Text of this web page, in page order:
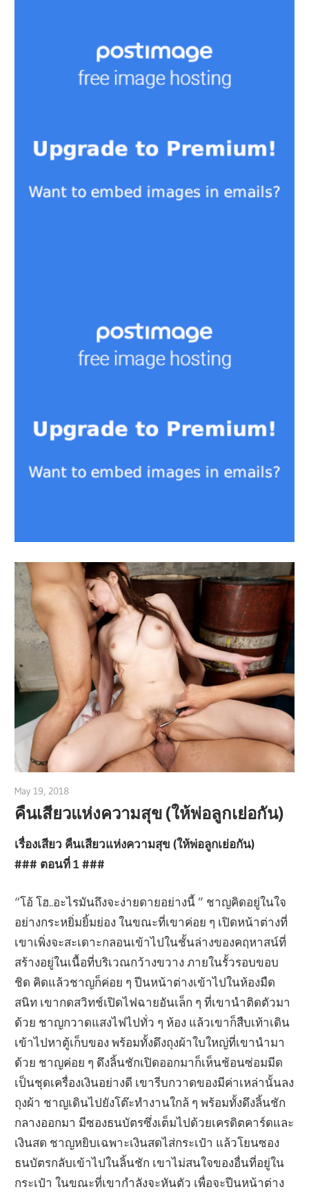
May 19, 2018
คืนเสียวแห่งความสุข (ให้พ่อลูกเย่อกัน)
เรื่องเสียว คืนเสียวแห่งความสุข (ให้พ่อลูกเย่อกัน)
### ตอนที่ 1 ###
“โอ้ โฮ..อะไรมันถึงจะง่ายดายอย่างนี้ ” ชาญคิดอยู่ในใจ
อย่างกระหยิ่มยิ้มย่อง ในขณะที่เขาค่อย ๆ เปิดหน้าต่างที่
เขาเพิ่งจะสะเดาะกลอนเข้าไปในชั้นล่างของคฤหาสน์ที่
สร้างอยู่ในเนื้อที่บริเวณกว้างขวาง ภายในรั้วรอบขอบ
ชิด คิดแล้วชาญก็ค่อย ๆ ปีนหน้าต่างเข้าไปในห้องมืด
สนิท เขากดสวิทช์เปิดไฟฉายอันเล็ก ๆ ที่เขานำติดตัวมา
ด้วย ชาญกวาดแสงไฟไปทั่ว ๆ ห้อง แล้วเขาก็สืบเท้าเดิน
เข้าไปหาตู้เก็บของ พร้อมทั้งดึงถุงผ้าใบใหญ่ที่เขานำมา
ด้วย ชาญค่อย ๆ ดึงลิ้นชักเปิดออกมาก็เห็นช้อนซ่อมมีด
เป็นชุดเครื่องเงินอย่างดี เขารีบกวาดของมีค่าเหล่านั้นลง
ถุงผ้า ชาญเดินไปยังโต๊ะทำงานใกล้ ๆ พร้อมทั้งดึงลิ้นชัก
กลางออกมา มีซองธนบัตรซึ่งเต็มไปด้วยเครดิตคาร์ดและ
เงินสด ชาญหยิบเฉพาะเงินสดไส่กระเป๋า แล้วโยนซอง
ธนบัตรกลับเข้าไปในลิ้นชัก เขาไม่สนใจของอื่นที่อยู่ใน
กระเป๋า ในขณะที่เขากำลังจะหันตัว เพื่อจะปีนหน้าต่าง